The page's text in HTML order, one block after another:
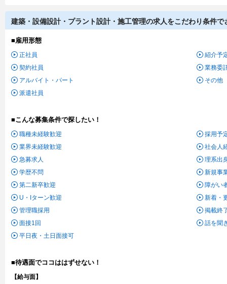
建築・設備設計・プラント設計・施工管理の求人をこだわり条件で
■雇用形態
正社員
契約社員
アルバイト・パート
派遣社員
紹介予
業務委
その他
■こんな募集条件で探したい！
職種未経験歓迎
業界未経験歓迎
急募求人
学歴不問
第二新卒歓迎
U・Iターン歓迎
管理職採用
面接1回
平日夜・土日面接可
採用予
社会人
理系出
新規事
障がい
新着・
掲載終
話を聞
■待遇面でココははずせない！
【給与面】